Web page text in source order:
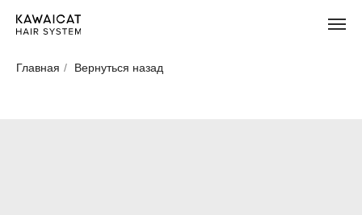
Главная / Вернуться назад